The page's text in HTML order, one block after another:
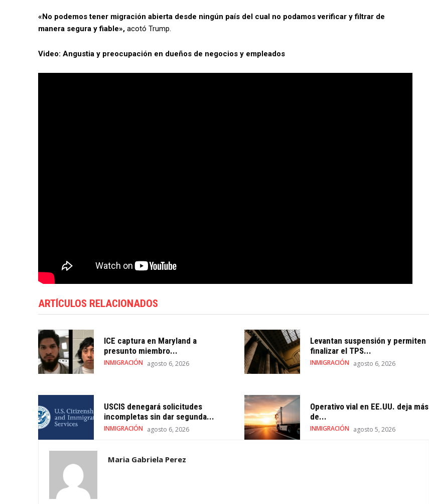
«No podemos tener migración abierta desde ningún país del cual no podamos verificar y filtrar de
manera segura y fiable», acotó Trump.
Video: Angustia y preocupación en dueños de negocios y empleados
ARTÍCULOS RELACIONADOS
ICE captura en Maryland a
presunto miembro...
INMIGRACIÓN agosto 6, 2026
Levantan suspensión y permiten
finalizar el TPS...
INMIGRACIÓN agosto 6, 2026
USCIS denegará solicitudes
incompletas sin dar segunda...
INMIGRACIÓN agosto 6, 2026
Operativo vial en EE.UU. deja más
de...
INMIGRACIÓN agosto 5, 2026
Maria Gabriela Perez